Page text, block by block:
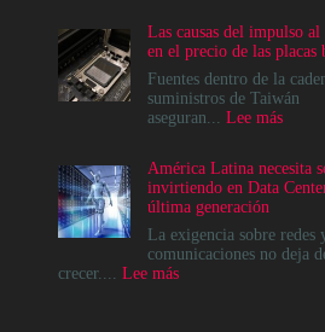
apuesta
por
el
ecosistema
de
acelerar
la
era
agéntica
en
Perú
Las causas del impulso al
en el precio de las placas
Fuentes dentro de la
suministros de Taiwán
aseguran... Lee más:
del
alza
en
América Latina necesita
invirtiendo en Data
última generación
La exigencia sobre redes
comunicaciones no deja
crecer.... Lee más: